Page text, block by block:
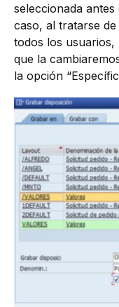
seleccionada
caso, al tratarse
todos los
que la
la opción